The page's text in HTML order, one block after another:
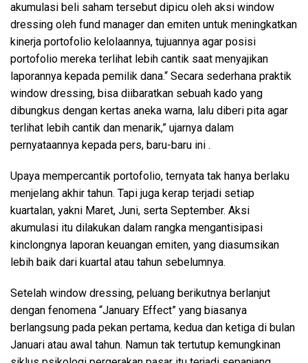
akumulasi beli saham tersebut dipicu oleh aksi window
dressing oleh fund manager dan emiten untuk meningkatkan
kinerja portofolio kelolaannya, tujuannya agar posisi
portofolio mereka terlihat lebih cantik saat menyajikan
laporannya kepada pemilik dana.“ Secara sederhana praktik
window dressing, bisa diibaratkan sebuah kado yang
dibungkus dengan kertas aneka warna, lalu diberi pita agar
terlihat lebih cantik dan menarik,” ujarnya dalam
pernyataannya kepada pers, baru-baru ini .
Upaya mempercantik portofolio, ternyata tak hanya berlaku
menjelang akhir tahun. Tapi juga kerap terjadi setiap
kuartalan, yakni Maret, Juni, serta September. Aksi
akumulasi itu dilakukan dalam rangka mengantisipasi
kinclongnya laporan keuangan emiten, yang diasumsikan
lebih baik dari kuartal atau tahun sebelumnya.
Setelah window dressing, peluang berikutnya berlanjut
dengan fenomena “January Effect” yang biasanya
berlangsung pada pekan pertama, kedua dan ketiga di bulan
Januari atau awal tahun. Namun tak tertutup kemungkinan